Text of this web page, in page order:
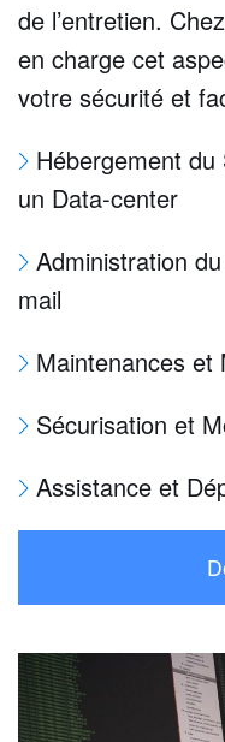
de l’entretien.
en charge cet
votre sécurité et
Hébergement
un Data-center
Administration
mail
Maintenances et
Sécurisation et
Assistance et